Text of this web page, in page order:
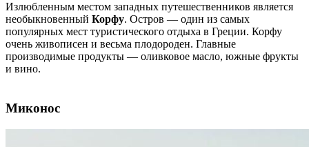
Излюбленным местом западных путешественников является
необыкновенный Корфу. Остров — один из самых
популярных мест туристического отдыха в Греции. Корфу
очень живописен и весьма плодороден. Главные
производимые продукты — оливковое масло, южные фрукты
и вино.
Миконос